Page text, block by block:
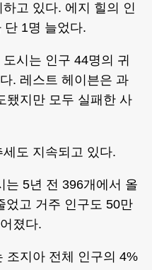
고 있다. 에지 힐의 인
단 1명 늘었다.
시는 인구 44명의 귀
. 레스트 헤이븐은 과
됐지만 모두 실패한 사
도 지속되고 있다.
는 5년 전 396개에서 올
었고 거주 인구도 50만
졌다.
조지아 전체 인구의 4%